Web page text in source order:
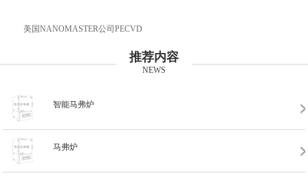
美国NANOMASTER公司PECVD
推荐内容
NEWS
智能马弗炉
马弗炉